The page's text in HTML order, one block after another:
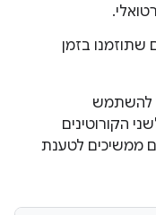
שתוזמנו בזמן
להשתמש
הקורוטינים
ממשיכים לטענת